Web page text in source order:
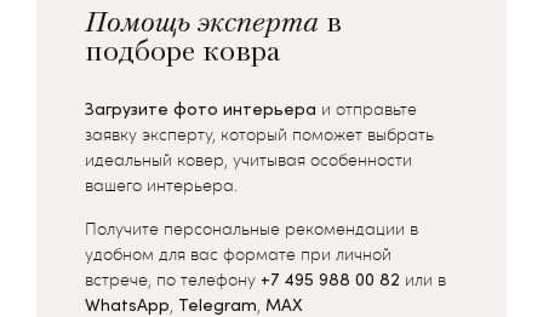
Помощь эксперта в
подборе ковра
Загрузите фото интерьера и отправьте
заявку эксперту, который поможет выбрать
идеальный ковер, учитывая особенности
вашего интерьера.
Получите персональные рекомендации в
удобном для вас формате при личной
встрече, по телефону +7 495 988 00 82 или в
WhatsApp, Telegram, MAX